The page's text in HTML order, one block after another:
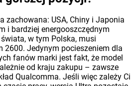
zachowana: USA, Chiny i Japonia
i bardziej energooszczędnym
w tym Polska, musi
2600. Jedynym pocieszeniem dla
fanów marki jest fakt, że model
od kraju zakupu – zawsze
Qualcomma. Jeśli więc zależy Ci